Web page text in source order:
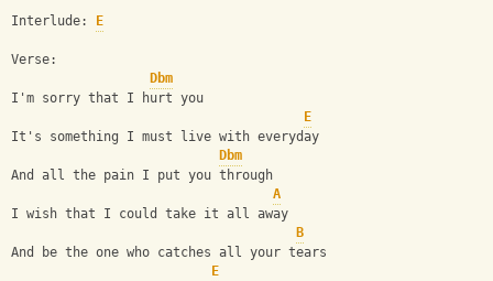
Interlude: E
Verse:
Dbm
I'm sorry that I hurt you
E
It's something I must live with everyday
Dbm
And all the pain I put you through
A
I wish that I could take it all away
B
And be the one who catches all your tears
E